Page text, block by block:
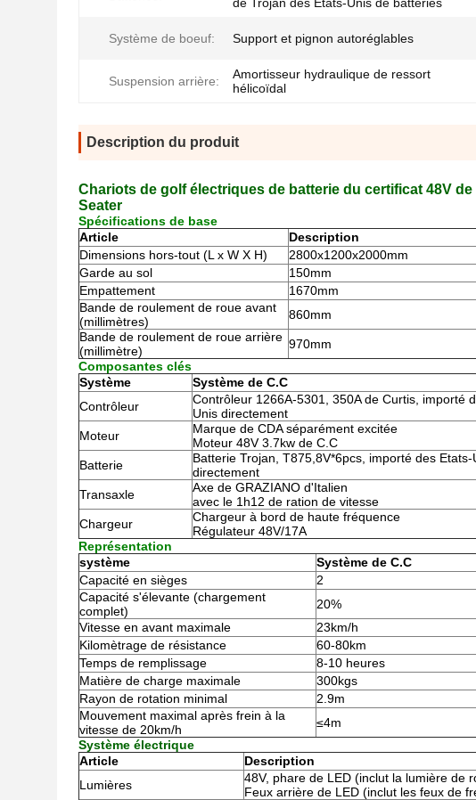
Système de boeuf: Support et pignon autoréglables
Suspension arrière:
Amortisseur hydraulique de ressort
hélicoïdal
Description du produit
Chariots de golf électriques de batterie du certificat 48V
Seater
Spécifications de base
Article
Description
Dimensions hors-tout (L x W X H)
2800x1200x2000mm
Garde au sol
150mm
Empattement
1670mm
Bande de roulement de roue avant
(millimètres)
860mm
Bande de roulement de roue arrière
(millimètre)
970mm
Composantes clés
Système
Système de C.C
Contrôleur
Contrôleur 1266A-5301, 350A de Curtis, importé
Unis directement
Moteur
Marque de CDA séparément excitée
Moteur 48V 3.7kw de C.C
Batterie
Batterie Trojan, T875,8V*6pcs, importé des Etats-
directement
Transaxle
Axe de GRAZIANO d'Italien
avec le 1h12 de ration de vitesse
Chargeur
Chargeur à bord de haute fréquence
Régulateur 48V/17A
Représentation
système
Système de C.C
Capacité en sièges
2
Capacité s'élevante (chargement
complet)
20%
Vitesse en avant maximale
23km/h
Kilomètrage de résistance
60-80km
Temps de remplissage
8-10 heures
Matière de charge maximale
300kgs
Rayon de rotation minimal
2.9m
Mouvement maximal après frein à la
vitesse de 20km/h
≤4m
Système électrique
Article
Description
Lumières
48V, phare de LED (inclut la lumière de
Feux arrière de LED (inclut les feux de